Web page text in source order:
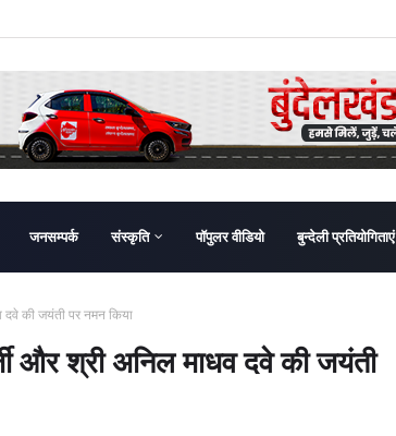
जनसम्पर्क संस्कृति पॉपुलर वीडियो बुन्देली प्रतियोगिताएं
दवे की जयंती पर नमन किया
और श्री अनिल माधव दवे की जयंती